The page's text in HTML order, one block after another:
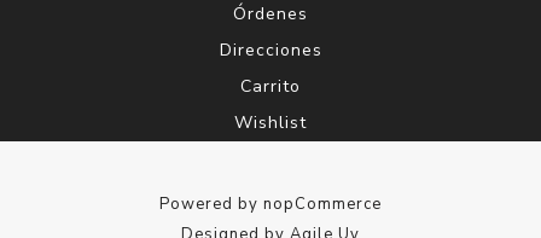
Órdenes
Direcciones
Carrito
Wishlist
Powered by nopCommerce